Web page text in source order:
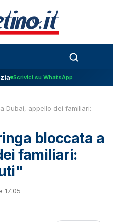
Scrivici su WhatsApp
Dubai, appello dei familiari:
bloccata a
familiari:
17:05